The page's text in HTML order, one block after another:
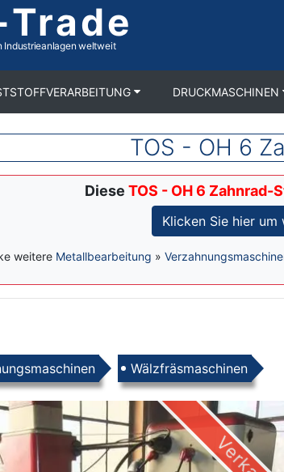
Industrieanlagen weltweit
DRUCKMASCHINEN
TOS - OH 6
Diese TOS - OH 6 Zahnrad-
Klicken Sie hier
weitere Metallbearbeitung »
Wälzfräsmaschinen